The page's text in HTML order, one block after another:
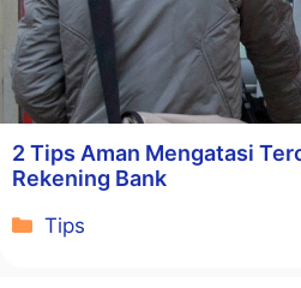
2 Tips Aman Mengatasi
Rekening Bank
Kategori
Tips